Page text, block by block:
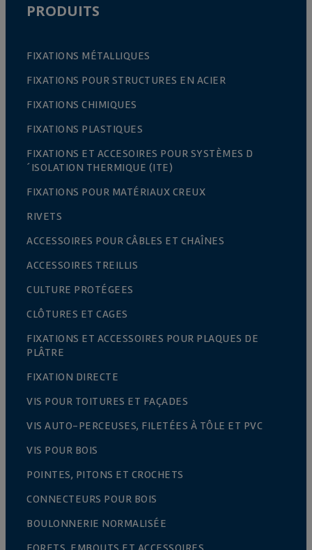
PRODUITS
FIXATIONS MÉTALLIQUES
FIXATIONS POUR STRUCTURES EN ACIER
FIXATIONS CHIMIQUES
FIXATIONS PLASTIQUES
FIXATIONS ET ACCESOIRES POUR SYSTÈMES D
´ISOLATION THERMIQUE (ITE)
FIXATIONS POUR MATÉRIAUX CREUX
RIVETS
ACCESSOIRES POUR CÂBLES ET CHAÎNES
ACCESSOIRES TREILLIS
CULTURE PROTÉGEES
CLÔTURES ET CAGES
FIXATIONS ET ACCESSOIRES POUR PLAQUES DE
PLÂTRE
FIXATION DIRECTE
VIS POUR TOITURES ET FAÇADES
VIS AUTO-PERCEUSES, FILETÉES À TÔLE ET PVC
VIS POUR BOIS
POINTES, PITONS ET CROCHETS
CONNECTEURS POUR BOIS
BOULONNERIE NORMALISÉE